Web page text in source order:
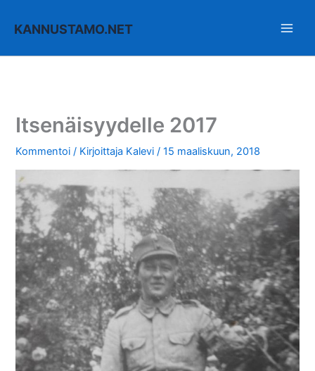
sisältöön
KANNUSTAMO.NET
Itsenäisyydelle 2017
Kommentoi / Kirjoittaja Kalevi/15 maaliskuun, 2018